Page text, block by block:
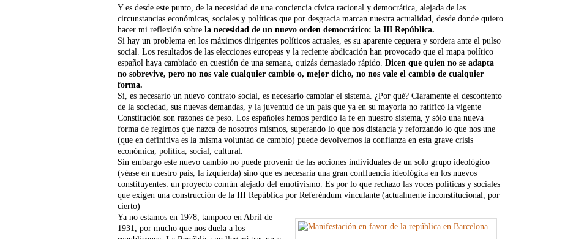
Y es desde este punto, de la necesidad de una conciencia cívica racional y democrática, alejada de las
circunstancias económicas, sociales y políticas que por desgracia marcan nuestra actualidad, desde donde quiero
hacer mi reflexión sobre la necesidad de un nuevo orden democrático: la III República.
Si hay un problema en los máximos dirigentes políticos actuales, es su aparente ceguera y sordera ante el pulso
social. Los resultados de las elecciones europeas y la reciente abdicación han provocado que el mapa político
español haya cambiado en cuestión de una semana, quizás demasiado rápido. Dicen que quien no se adapta
no sobrevive, pero no nos vale cualquier cambio o, mejor dicho, no nos vale el cambio de cualquier
forma.
Sí, es necesario un nuevo contrato social, es necesario cambiar el sistema. ¿Por qué? Claramente el descontento
de la sociedad, sus nuevas demandas, y la juventud de un país que ya en su mayoría no ratificó la vigente
Constitución son razones de peso. Los españoles hemos perdido la fe en nuestro sistema, y sólo una nueva
forma de regirnos que nazca de nosotros mismos, superando lo que nos distancia y reforzando lo que nos une
(que en definitiva es la misma voluntad de cambio) puede devolvernos la confianza en esta grave crisis
económica, política, social, cultural.
Sin embargo este nuevo cambio no puede provenir de las acciones individuales de un solo grupo ideológico
(véase en nuestro país, la izquierda) sino que es necesaria una gran confluencia ideológica en los nuevos
constituyentes: un proyecto común alejado del emotivismo. Es por lo que rechazo las voces políticas y sociales
que exigen una construcción de la III República por Referéndum vinculante (actualmente inconstitucional, por
cierto)
Ya no estamos en 1978, tampoco en Abril de
1931, por mucho que nos duela a los